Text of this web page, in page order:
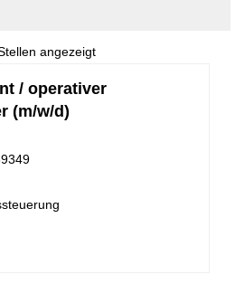
angezeigtSuchergebnisse
"".
/ operativer
(m/w/d)